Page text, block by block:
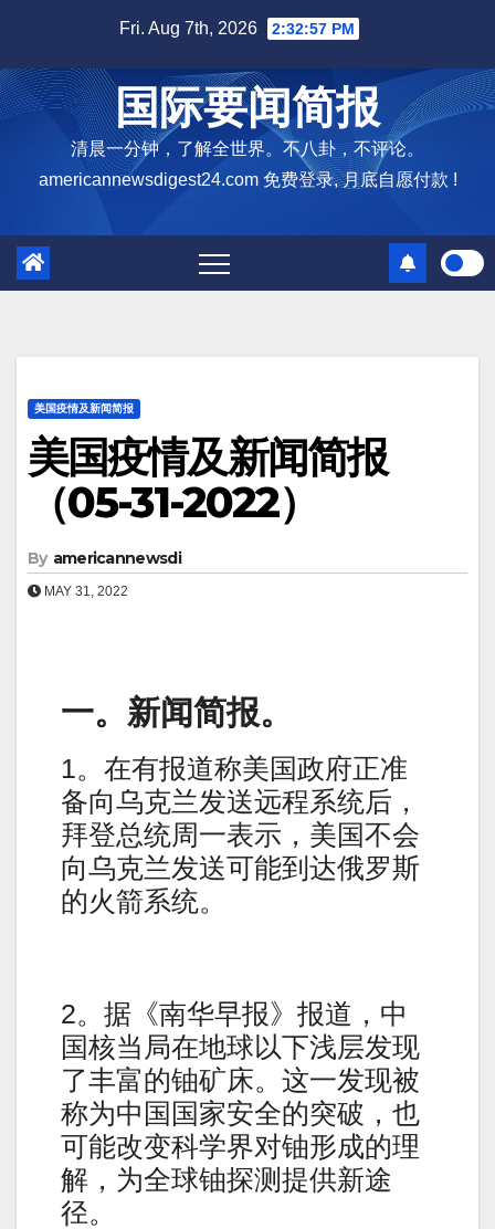
content
Fri. Aug 7th, 2026 2:32:58 PM
国际要闻简报
清晨一分钟，了解全世界。不八卦，不评论。
americannewsdigest24.com 免费登录, 月底自愿付款 !
美国疫情及新闻简报
美国疫情及新闻简报
（05-31-2022）
By americannewsdi
MAY 31, 2022
一。新闻简报。
1。在有报道称美国政府正准
备向乌克兰发送远程系统后，
拜登总统周一表示，美国不会
向乌克兰发送可能到达俄罗斯
的火箭系统。
2。据《南华早报》报道，中
国核当局在地球以下浅层发现
了丰富的铀矿床。这一发现被
称为中国国家安全的突破，也
可能改变科学界对铀形成的理
解，为全球铀探测提供新途
径。